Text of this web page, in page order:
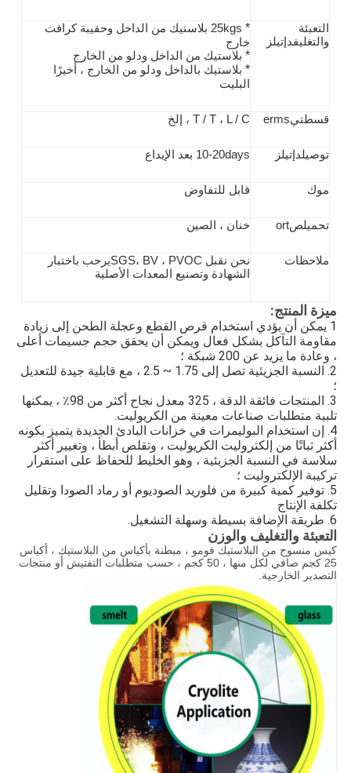
التعبئة
والتغليفد إتيلز
*
25kgs بلاستيك من الداخل وحقيبة كرافت
خارج
* بلاستيك من الداخل ودلو من الخارج
* بلاستيك بالداخل ودلو من الخارج ، أخيرًا
البليت
قسطتيerms T / T ، L / C ، إلخ
توصيلد إتيلز 10-20days بعد الإيداع
موك قابل للتفاوض
تحميلصort خنان ، الصين
ملاحظات نحن نقبل SGS ، BV ، PVOC
يرحب باختبار
الشهادة وتصنيع المعدات الأصلية
ميزة المنتج:
1 يمكن أن يؤدي استخدام قرص القطع وعجلة الطحن إلى زيادة
مقاومة التآكل بشكل فعال ويمكن أن يحقق حجم جسيمات أعلى
، وعادة ما يزيد عن 200 شبكة ؛
2. النسبة الجزيئية تصل إلى 1.75 ~ 2.5 ، مع قابلية جيدة للتعديل
؛
3. المنتجات فائقة الدقة ، 325 معدل نجاح أكثر من 98٪ ، يمكنها
تلبية متطلبات صناعات معينة من الكريوليت.
4. إن استخدام البوليمرات في خزانات البادئ الجديدة يتميز بكونه
أكثر ثباتًا من إلكتروليت الكريوليت ، وتقلص أبطأ ، وتغيير أكثر
سلاسة في النسبة الجزيئية ، وهو الخليط للحفاظ على استقرار
تركيبة الإلكتروليت ؛
5. توفير كمية كبيرة من فلوريد الصوديوم أو رماد الصودا وتقليل
تكلفة الإنتاج
6. طريقة الإضافة بسيطة وسهلة التشغيل.
التعبئة والتغليف والوزن
كيس منسوج من البلاستيك فومو ، مبطنة بأكياس من البلاستيك ، أكياس
25 كجم صافي لكل منها ، 50 كجم ، حسب متطلبات التفتيش أو منتجات
التصدير الخارجية.